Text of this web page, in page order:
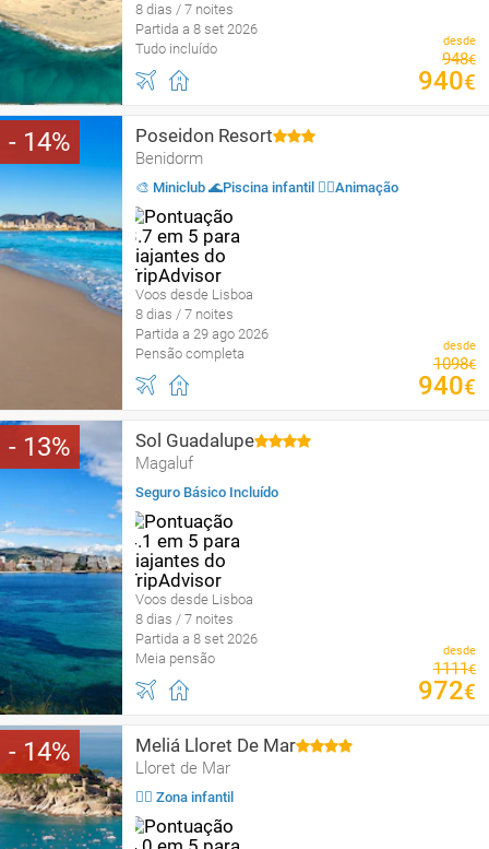
8 dias / 7 noites
Partida a 8 set 2026
Tudo incluído
desde
948€
940€
14 Poseidon Resort
Benidorm
🎨 Miniclub 🌊Piscina infantil 🤹‍♂️Animação
Voos desde Lisboa
8 dias / 7 noites
Partida a 29 ago 2026
Pensão completa
desde
1098€
940€
13 Sol Guadalupe
Magaluf
Seguro Básico Incluído
Voos desde Lisboa
8 dias / 7 noites
Partida a 8 set 2026
Meia pensão
desde
1111€
972€
14 Meliá Lloret De Mar
Lloret de Mar
🤹‍♂️ Zona infantil